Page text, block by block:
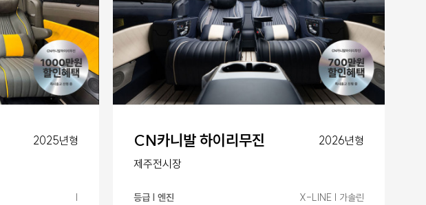
2025년형
|
CN카니발 하이리무진
2026년형
제주전시장
등급 | 엔진
X-LINE | 가솔린